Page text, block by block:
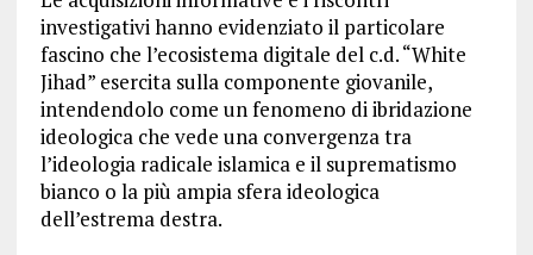
investigativi hanno evidenziato il particolare
fascino che l’ecosistema digitale del c.d. “White
Jihad” esercita sulla componente giovanile,
intendendolo come un fenomeno di ibridazione
ideologica che vede una convergenza tra
l’ideologia radicale islamica e il suprematismo
bianco o la più ampia sfera ideologica
dell’estrema destra.